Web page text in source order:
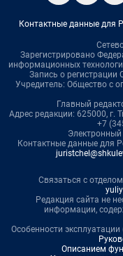
Контактные данные для
Зарегистрировано
информационных
Запись о
Учредитель: Общество с
Главный
Адрес редакции: 625000, г.
+7
Электронный
Контактные данные для
Связаться с
Редакция сайта не
информации,
Особенности
Описанием